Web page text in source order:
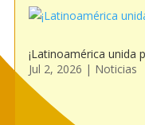
¡Latinoamérica unida
Jul 2, 2026 | Noticias